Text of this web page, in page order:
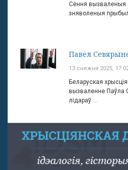
Сёння вызваленыя
зняволеныя
Павел
13 снежня 2025,
Беларуская
вызваленне Паўла
лідараў ...